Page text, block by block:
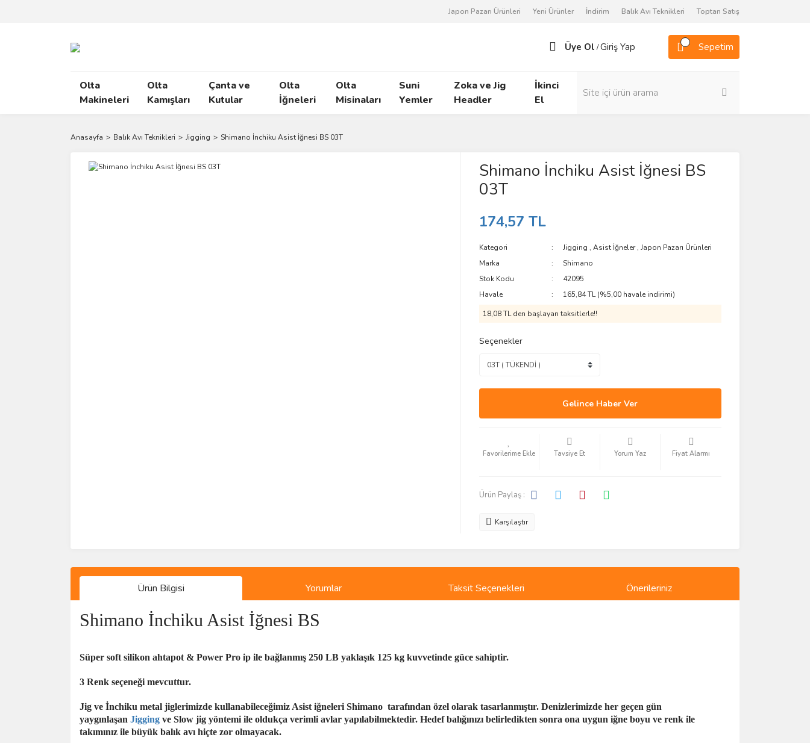
Japon Pazarı Ürünleri Yeni Ürünler İndirim Balık Avı Teknikleri Toptan Satış
Üye Ol /Giriş Yap Sepetim
Olta
Makineleri
Olta
Kamışları
Çanta ve
Kutular
Olta
İğneleri
Olta
Misinaları
Suni
Yemler
Zoka ve Jig
Headler
İkinci
El
Anasayfa Balık Avı Teknikleri Jigging Shimano İnchiku Asist İğnesi BS 03T
Shimano İnchiku Asist İğnesi BS
03T
174,57 TL
Kategori Jigging ,Asist İğneler,Japon Pazarı Ürünleri
Marka
Shimano
Stok Kodu
42095
Havale
165,84 TL (%5,00 havale indirimi)
18,08 TL den başlayan taksitlerle!!
Seçenekler
Gelince Haber Ver
Tavsiye Et Yorum Yaz Fiyat Alarmı
Ürün Paylaş :
Karşılaştır
Ürün Bilgisi Yorumlar Taksit Seçenekleri Önerileriniz
Shimano İnchiku Asist İğnesi BS
Süper soft silikon ahtapot & Power Pro ip ile bağlanmış 250 LB yaklaşık 125 kg kuvvetinde güce sahiptir.
3 Renk seçeneği mevcuttur.
Jig ve İnchiku metal jiglerimizde kullanabileceğimiz Asist iğneleri Shimano tarafından özel olarak tasarlanmıştır. Denizlerimizde her geçen gün
yaygınlaşan Jigging ve Slow jig yöntemi ile oldukça verimli avlar yapılabilmektedir. Hedef balığınızı belirledikten sonra ona uygun iğne boyu ve renk ile
takımınız ile büyük balık avı hiçte zor olmayacak.